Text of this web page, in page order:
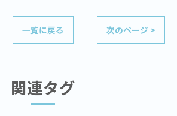
一覧に戻る 次のページ >
関連タグ